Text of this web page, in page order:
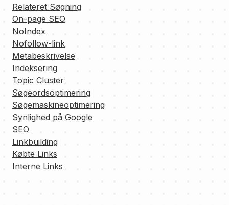
Relateret Søgning
On-page SEO
NoIndex
Nofollow-link
Metabeskrivelse
Indeksering
Topic Cluster
Søgeordsoptimering
Søgemaskineoptimering
Synlighed på Google
SEO
Linkbuilding
Købte Links
Interne Links